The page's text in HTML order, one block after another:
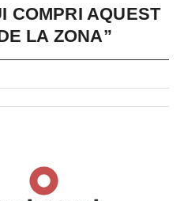
COMPRI AQUEST
LA ZONA”